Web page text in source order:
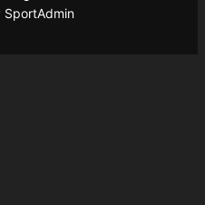
SportAdmin